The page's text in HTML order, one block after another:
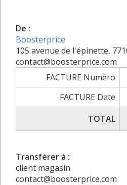
De :
Boosterprice
105 avenue de l'épinette,
contact@boosterprice.com
FACTURE Numéro
FACTURE Date
TOTAL
Transférer à :
client magasin
contact@boosterprice.com